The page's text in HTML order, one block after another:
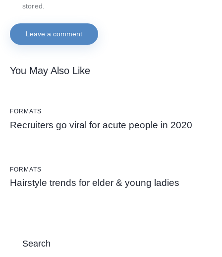
stored.
You May Also Like
FORMATS
Recruiters go viral for acute people in 2020
FORMATS
Hairstyle trends for elder & young ladies
Search